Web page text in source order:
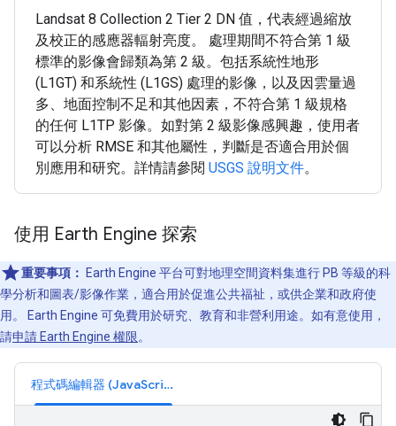
Landsat 8 Collection 2 Tier 2 DN 值，代表經過縮放
及校正的感應器輻射亮度。 處理期間不符合第 1 級
標準的影像會歸類為第 2 級。包括系統性地形
(L1GT) 和系統性 (L1GS) 處理的影像，以及因雲量過
多、地面控制不足和其他因素，不符合第 1 級規格
的任何 L1TP 影像。如對第 2 級影像感興趣，使用者
可以分析 RMSE 和其他屬性，判斷是否適合用於個
別應用和研究。詳情請參閱 USGS 說明文件。
使用 Earth Engine 探索
重要事項：
Earth Engine 平台可對地理空間資料集進行 PB 等級的科
學分析和圖表/影像作業，適合用於促進公共福祉，或供企業和政府使
用。 Earth Engine 可免費用於研究、教育和非營利用途。如有意使用，
請申請 Earth Engine 權限。
程式碼編輯器 (JavaScript)